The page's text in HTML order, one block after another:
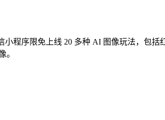
程序限免上线 20 多种 AI 图像玩法，包
。